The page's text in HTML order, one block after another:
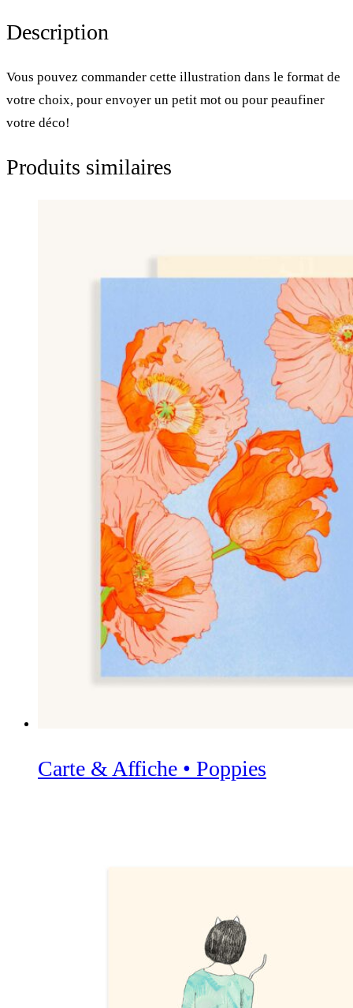
Flamants
Description
Vous pouvez commander cette illustration dans le format de
votre choix, pour envoyer un petit mot ou pour peaufiner
votre déco!
Produits similaires
Carte & Affiche • Poppies